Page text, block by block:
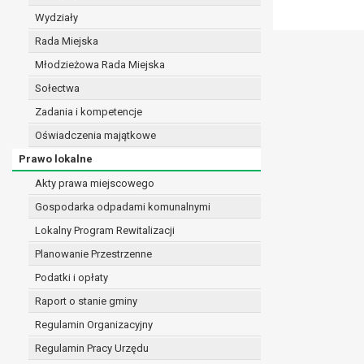
Wydziały
Rada Miejska
Młodzieżowa Rada Miejska
Sołectwa
Zadania i kompetencje
Oświadczenia majątkowe
Prawo lokalne
Akty prawa miejscowego
Gospodarka odpadami komunalnymi
Lokalny Program Rewitalizacji
Planowanie Przestrzenne
Podatki i opłaty
Raport o stanie gminy
Regulamin Organizacyjny
Regulamin Pracy Urzędu
realizacji zadań wynikających z przepisów
zawarcia i realizacji umów;
ochrony żywotnych interesów osoby, której
w pozostałych przypadkach dane osobowe
W związku z przetwarzaniem danych w celu
osobowych. Odbiorcami mogą być:
Pani/Pana dane osobowe będą przetwarzane przez
przepisy prawa powszechnie obowiązującego.
W przypadku, gdy dane osobowe przetwarzane są na
W przypadku, gdy dane osobowe przetwarzane są w
czasie w zakresie wymaganym przez przepisy prawa
rozliczeniu umowy, do czasu wycofania tej zgody.
Ponadto w przypadku umów o dofinansowanie dane
beneficjentem a określoną instytucją, trwałości
W związku z przetwarzaniem przez administratora
prawo dostępu do treści danych oraz